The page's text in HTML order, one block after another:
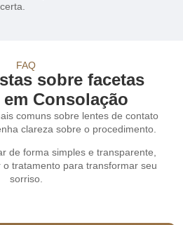
FAQ
sobre facetas
Consolação
comuns sobre lentes de contato
clareza sobre o procedimento.
de forma simples e transparente,
tratamento para transformar seu
sorriso.